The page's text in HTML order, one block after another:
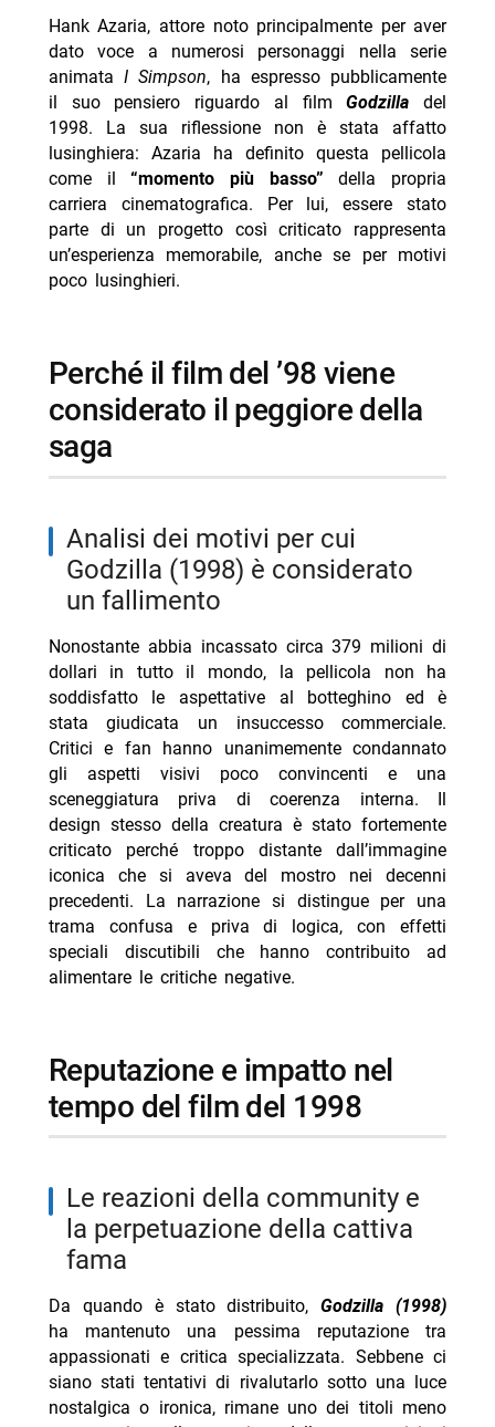
Hank Azaria, attore noto principalmente per aver
dato voce a numerosi personaggi nella serie
animataI Simpson, ha espresso pubblicamente
il suo pensiero riguardo al filmGodzilla del
1998. La sua riflessione non è stata affatto
lusinghiera: Azaria ha definito questa pellicola
come il“momento più basso” della propria
carriera cinematografica. Per lui, essere stato
parte di un progetto così criticato rappresenta
un’esperienza memorabile, anche se per motivi
poco lusinghieri.
perché il film del ’98 viene
considerato il peggiore della
saga
analisi dei motivi per cui
Godzilla (1998) è considerato
un fallimento
Nonostante abbia incassato circa 379 milioni di
dollari in tutto il mondo, la pellicola non ha
soddisfatto le aspettative al botteghino ed è
stata giudicata un insuccesso commerciale.
Critici e fan hanno unanimemente condannato
gli aspetti visivi poco convincenti e una
sceneggiatura priva di coerenza interna. Il
design stesso della creatura è stato fortemente
criticato perché troppo distante dall’immagine
iconica che si aveva del mostro nei decenni
precedenti. La narrazione si distingue per una
trama confusa e priva di logica, con effetti
speciali discutibili che hanno contribuito ad
alimentare le critiche negative.
reputazione e impatto nel
tempo del film del 1998
le reazioni della community e
la perpetuazione della cattiva
fama
Da quando è stato distribuito,Godzilla (1998)
ha mantenuto una pessima reputazione tra
appassionati e critica specializzata. Sebbene ci
siano stati tentativi di rivalutarlo sotto una luce
nostalgica o ironica, rimane uno dei titoli meno